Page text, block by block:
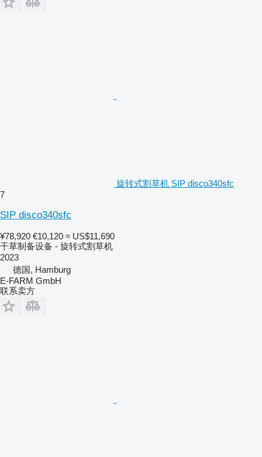
旋转式割草机 SIP disco340sfc
7
SIP disco340sfc
¥78,920 €10,120 ≈ US$11,690
干草制备设备 - 旋转式割草机
2023
德国, Hamburg
E-FARM GmbH
联系卖方